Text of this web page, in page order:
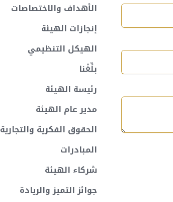
الأهداف والاختصاصات
إنجازات الهيئة
الهيكل التنظيمي
بلِّغْنا
رئيسة الهيئة
مدير عام الهيئة
الحقوق الفكرية والتجارية
المبادرات
شركاء الهيئة
جوائز التميز والريادة